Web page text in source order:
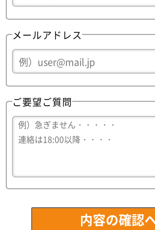
メールアドレス
ご要望ご質問